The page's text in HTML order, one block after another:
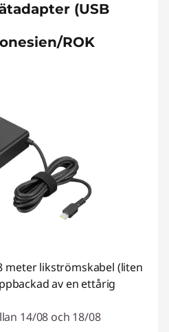
(USB
ROK
meter likströmskabel (liten
av en ettårig
14/08 och 18/08